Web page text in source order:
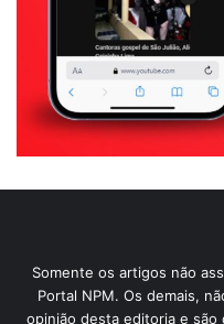
Somente os artigos não
Portal NPM. Os demais,
opinião desta editoria e